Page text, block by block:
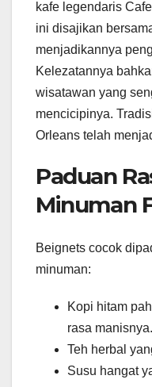
kafe legendaris
ini disajikan
menjadikannya
Kelezatannya
wisatawan yang
mencicipinya.
Orleans telah
Paduan
Minuman
Beignets cocok
minuman:
Kopi hitam
rasa manisnya.
Teh herbal
Susu hangat